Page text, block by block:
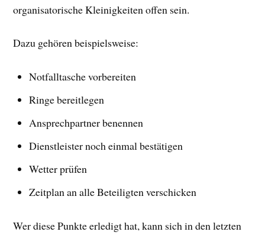
organisatorische Kleinigkeiten offen sein.
Dazu gehören beispielsweise:
Notfalltasche vorbereiten
Ringe bereitlegen
Ansprechpartner benennen
Dienstleister noch einmal bestätigen
Wetter prüfen
Zeitplan an alle Beteiligten verschicken
Wer diese Punkte erledigt hat, kann sich in den letzten